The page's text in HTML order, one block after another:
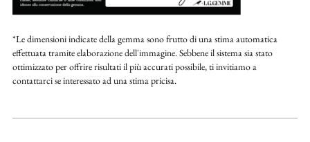
*Le dimensioni indicate della gemma sono frutto di una stima automatica
effettuata tramite elaborazione dell'immagine. Sebbene il sistema sia stato
ottimizzato per offrire risultati il più accurati possibile, ti invitiamo a
contattarci se interessato ad una stima pricisa.